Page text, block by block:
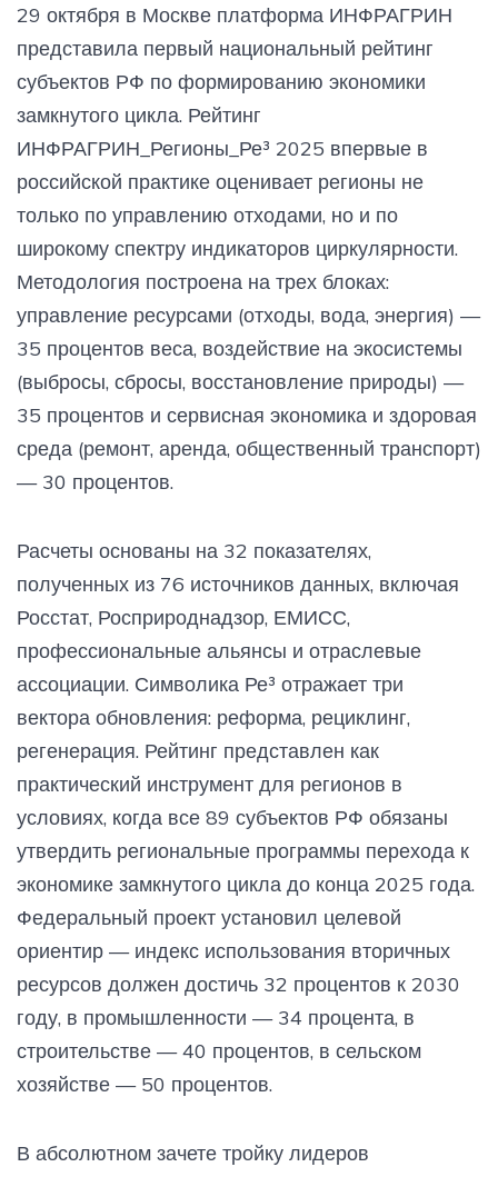
29 октября в Москве платформа ИНФРАГРИН
представила первый национальный рейтинг
субъектов РФ по формированию экономики
замкнутого цикла. Рейтинг
ИНФРАГРИН_Регионы_Ре³ 2025 впервые в
российской практике оценивает регионы не
только по управлению отходами, но и по
широкому спектру индикаторов циркулярности.
Методология построена на трех блоках:
управление ресурсами (отходы, вода, энергия) —
35 процентов веса, воздействие на экосистемы
(выбросы, сбросы, восстановление природы) —
35 процентов и сервисная экономика и здоровая
среда (ремонт, аренда, общественный транспорт)
— 30 процентов.
Расчеты основаны на 32 показателях,
полученных из 76 источников данных, включая
Росстат, Росприроднадзор, ЕМИСС,
профессиональные альянсы и отраслевые
ассоциации. Символика Ре³ отражает три
вектора обновления: реформа, рециклинг,
регенерация. Рейтинг представлен как
практический инструмент для регионов в
условиях, когда все 89 субъектов РФ обязаны
утвердить региональные программы перехода к
экономике замкнутого цикла до конца 2025 года.
Федеральный проект установил целевой
ориентир — индекс использования вторичных
ресурсов должен достичь 32 процентов к 2030
году, в промышленности — 34 процента, в
строительстве — 40 процентов, в сельском
хозяйстве — 50 процентов.
В абсолютном зачете тройку лидеров